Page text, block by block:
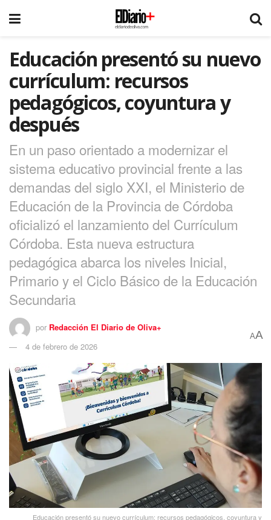
Educación presentó su nuevo
currículum: recursos
pedagógicos, coyuntura y
después
En un paso orientado a modernizar el
sistema educativo provincial frente a las
demandas del siglo XXI, el Ministerio de
Educación de la Provincia de Córdoba
oficializó el lanzamiento del Currículum
Córdoba. Esta nueva estructura
pedagógica abarca los niveles Inicial,
Primario y el Ciclo Básico de la Educación
Secundaria
por Redacción El Diario de Oliva+
4 de febrero de 2026
AA
Educación presentó su nuevo currículum: recursos pedagógicos, coyuntura y